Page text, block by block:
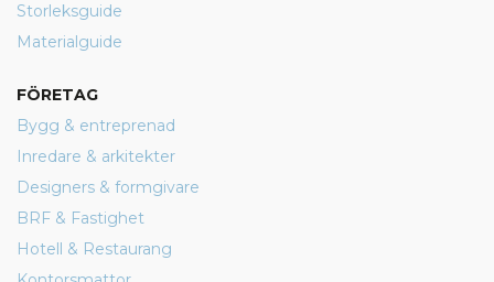
Storleksguide
Materialguide
FÖRETAG
Bygg & entreprenad
Inredare & arkitekter
Designers & formgivare
BRF & Fastighet
Hotell & Restaurang